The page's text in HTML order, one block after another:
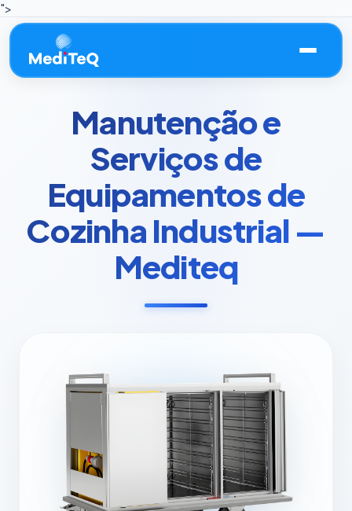
">
Manutenção e
Serviços de
Equipamentos de
Cozinha Industrial —
Mediteq